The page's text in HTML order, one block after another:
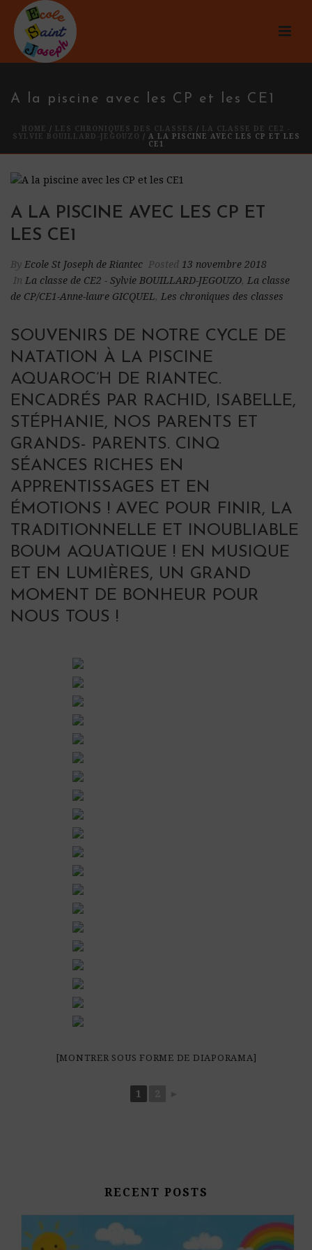
A la piscine avec les CP et les CE1
HOME / LES CHRONIQUES DES CLASSES /
LA CLASSE DE CE2 -
SYLVIE BOUILLARD-JEGOUZO
/ A LA PISCINE AVEC LES CP ET LES
CE1
A LA PISCINE AVEC LES CP ET
LES CE1
By Ecole St Joseph de Riantec Posted 13 novembre 2018
In La classe de CE2 - Sylvie BOUILLARD-JEGOUZO, La classe
de CP/CE1-Anne-laure GICQUEL, Les chroniques des classes
SOUVENIRS DE NOTRE CYCLE DE
NATATION À LA PISCINE
AQUAROC’H DE RIANTEC.
ENCADRÉS PAR RACHID, ISABELLE,
STÉPHANIE, NOS PARENTS ET
GRANDS- PARENTS. CINQ
SÉANCES RICHES EN
APPRENTISSAGES ET EN
ÉMOTIONS ! AVEC POUR FINIR, LA
TRADITIONNELLE ET INOUBLIABLE
BOUM AQUATIQUE ! EN MUSIQUE
ET EN LUMIÈRES, UN GRAND
MOMENT DE BONHEUR POUR
NOUS TOUS !
[MONTRER SOUS FORME DE DIAPORAMA]
1
RECENT POSTS